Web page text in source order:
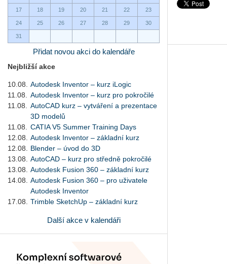
17 18 19 20 21 22 23
24 25 26 27 28 29 30
31
Přidat novou akci do kalendáře
Nejbližší akce
10.08.
Autodesk Inventor – kurz iLogic
11.08.
Autodesk Inventor – kurz pro pokročilé
11.08.
AutoCAD kurz – vytváření a prezentace
3D modelů
11.08.
CATIA V5 Summer Training Days
12.08.
Autodesk Inventor – základní kurz
12.08.
Blender – úvod do 3D
13.08.
AutoCAD – kurz pro středně pokročilé
13.08.
Autodesk Fusion 360 – základní kurz
14.08.
Autodesk Fusion 360 – pro uživatele
Autodesk Inventor
17.08.
Trimble SketchUp – základní kurz
Další akce v kalendáři